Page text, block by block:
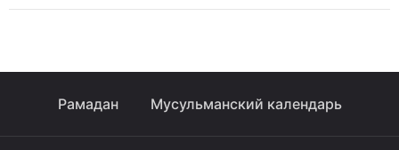
Рамадан Мусульманский календарь